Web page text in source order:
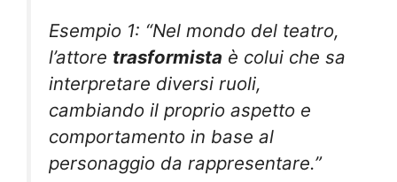
Esempio 1: “Nel mondo del teatro,
l’attore trasformista è colui che sa
interpretare diversi ruoli,
cambiando il proprio aspetto e
comportamento in base al
personaggio da rappresentare.”